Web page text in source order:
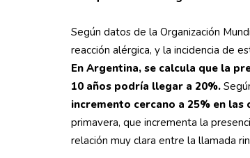
Según datos de la Organización
reacción alérgica, y la incidencia de
En Argentina, se calcula que la
10 años podría llegar a 20%.
incremento cercano a 25% en
primavera, que incrementa la
relación muy clara entre la llamada